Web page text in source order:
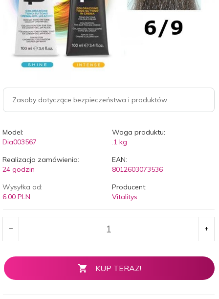
Zasoby dotyczące bezpieczeństwa i produktów
Model:
Dia003567
Waga produktu:
.1 kg
Realizacja zamówienia:
24 godzin
EAN:
8012603073536
Wysyłka od:
6.00 PLN
Producent:
Vitalitys
KUP TERAZ!